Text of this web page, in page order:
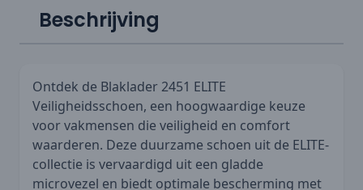
Beschrijving
Ontdek de Blaklader 2451 ELITE
Veiligheidsschoen, een hoogwaardige keuze
voor vakmensen die veiligheid en comfort
waarderen. Deze duurzame schoen uit de ELITE-
collectie is vervaardigd uit een gladde
microvezel en biedt optimale bescherming met